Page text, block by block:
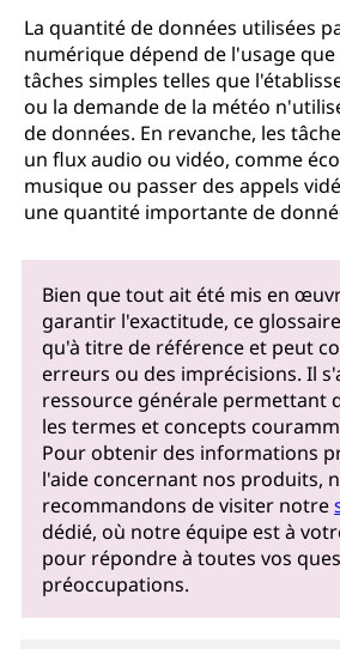
La quantité de données utilisées
numérique dépend de l'usage que
tâches simples telles que
ou la demande de la météo
de données. En revanche, les
un flux audio ou vidéo, comme
musique ou passer des appels
une quantité importante de
Bien que tout ait été mis en
garantir l'exactitude, ce
qu'à titre de référence et peut
erreurs ou des imprécisions. Il
ressource générale permettant
les termes et concepts
Pour obtenir des informations
l'aide concernant nos produits,
recommandons de visiter notre
dédié, où notre équipe est à
pour répondre à toutes vos
préoccupations.